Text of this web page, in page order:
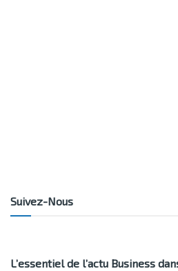
Suivez-Nous
L’essentiel de l’actu Business